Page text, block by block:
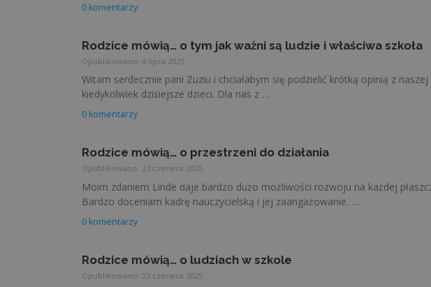
0 komentarzy
Rodzice mówią… o tym jak ważni są ludzie i właściwa szkoła
Opublikowano: 4 lipca 2025
Witam serdecznie pani Zuziu i chciałabym się podzielić krótką opinią z
kiedykolwiek dzisiejsze dzieci. Dla nas z …
0 komentarzy
Rodzice mówią… o przestrzeni do działania
Opublikowano: 23 czerwca 2025
Moim zdaniem Linde daje bardzo dużo możliwości rozwoju na każdej
Bardzo doceniam kadrę nauczycielską i jej zaangażowanie. …
0 komentarzy
Rodzice mówią… o ludziach w szkole
Opublikowano: 23 czerwca 2025